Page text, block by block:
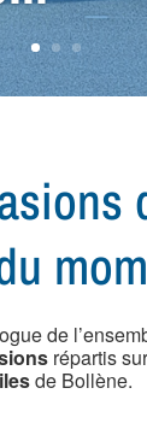
de
répartis
de Bollène.